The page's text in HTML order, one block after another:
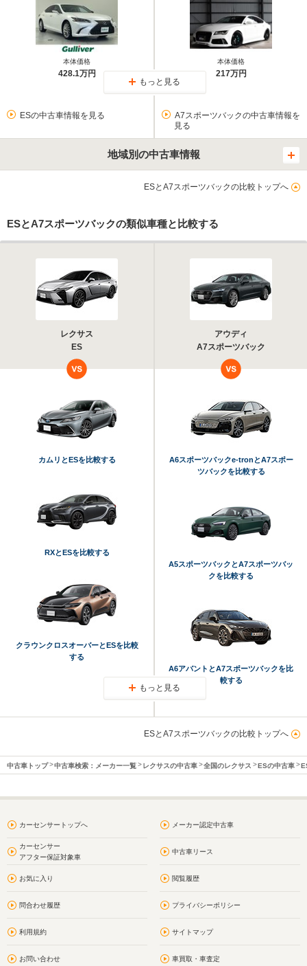
本体価格
428.1万円
本体価格
217万円
もっと見る
ESの中古車情報を見る
A7スポーツバックの中古車情報を
見る
地域別の中古車情報
ESとA7スポーツバックの比較トップへ
ESとA7スポーツバックの類似車種と比較する
レクサス
ES
アウディ
A7スポーツバック
カムリとESを比較する
RXとESを比較する
クラウンクロスオーバーとESを比較
する
A6スポーツバックe-tronとA7スポー
ツバックを比較する
A5スポーツバックとA7スポーツバッ
クを比較する
A6アバントとA7スポーツバックを比
較する
もっと見る
ESとA7スポーツバックの比較トップへ
中古車トップ 中古車検索：メーカー一覧 レクサスの中古車 全国のレクサス ESの中古車
カーセンサートップへ メーカー認定中古車
カーセンサー
アフター保証対象車
中古車リース
お気に入り 閲覧履歴
問合わせ履歴 プライバシーポリシー
利用規約 サイトマップ
お問い合わせ 車買取・車査定